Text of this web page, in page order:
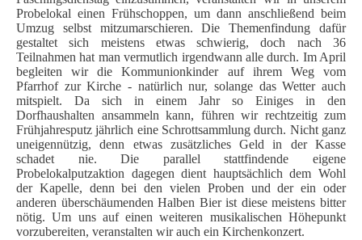
Probelokal einen Frühschoppen, um dann anschließend beim
Umzug selbst mitzumarschieren. Die Themenfindung dafür
gestaltet sich meistens etwas schwierig, doch nach 36
Teilnahmen hat man vermutlich irgendwann alle durch. Im April
begleiten wir die Kommunionkinder auf ihrem Weg vom
Pfarrhof zur Kirche - natürlich nur, solange das Wetter auch
mitspielt. Da sich in einem Jahr so Einiges in den
Dorfhaushalten ansammeln kann, führen wir rechtzeitig zum
Frühjahresputz jährlich eine Schrottsammlung durch. Nicht ganz
uneigennützig, denn etwas zusätzliches Geld in der Kasse
schadet nie. Die parallel stattfindende eigene
Probelokalputzaktion dagegen dient hauptsächlich dem Wohl
der Kapelle, denn bei den vielen Proben und der ein oder
anderen überschäumenden Halben Bier ist diese meistens bitter
nötig.Um uns auf einen weiteren musikalischen Höhepunkt
vorzubereiten, veranstalten wir auch ein Kirchenkonzert.